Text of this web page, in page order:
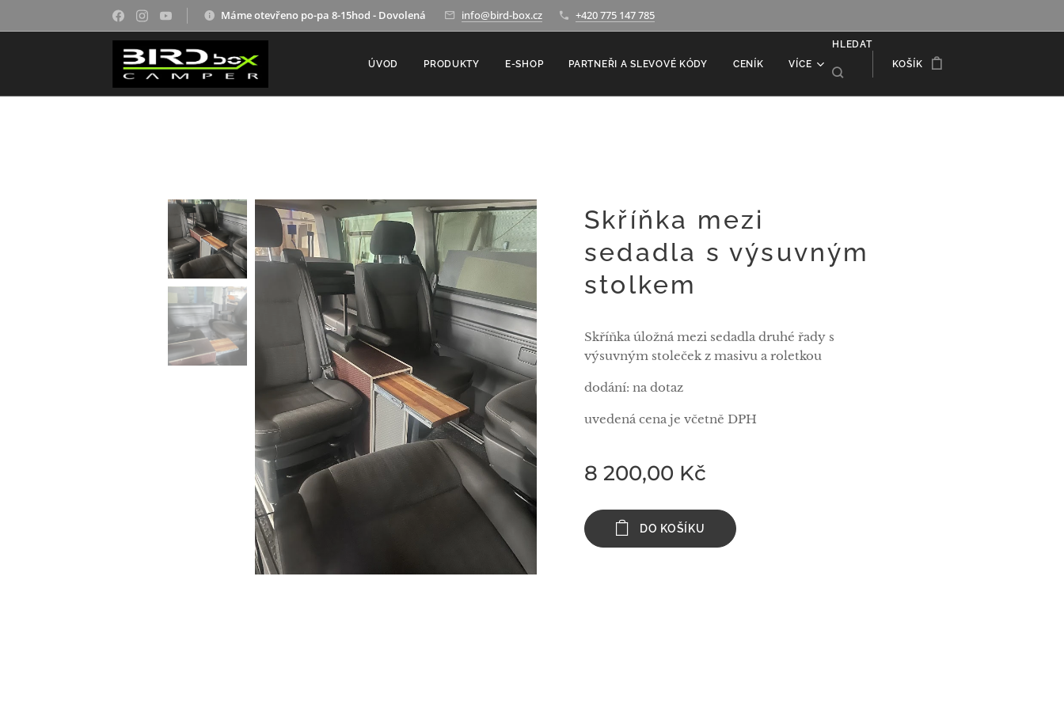
Máme otevřeno po-pa 8-15hod - Dovolená info@bird-box.cz +420 775 147 785
ÚVOD PRODUKTY E-SHOP PARTNEŘI A SLEVOVÉ KÓDY CENÍK VÍCE
HLEDAT
KOŠÍK
Skříňka mezi
sedadla s výsuvným
stolkem
Skříňka úložná mezi sedadla druhé řady s
výsuvným stoleček z masivu a roletkou
dodání: na dotaz
uvedená cena je včetně DPH
8 200,00 Kč
DO KOŠÍKU